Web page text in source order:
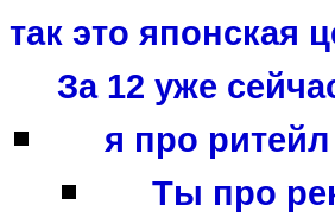
так это японская
За 12 уже
я про ритейл
Ты про